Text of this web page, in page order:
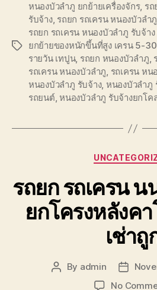
Tags
หนองบัวลำภู ยกย้ายเครื่องจักร, รถ
รับจ้าง, รถยก รถเครน หนองบัวล
รถยก รถเครน หนองบัวลำภู รับจ้า
ยกย้ายของหนักขึ้นที่สูง เครน 5-
รายวัน เทปูน, รถยก หนองบัวลำภู,
รถเครน หนองบัวลำภู, รถเครน หน
หนองบัวลำภู รับจ้าง, หนองบัวลำภู
รถยนต์,หนองบัวลำภู รับจ้างยกโค
รถยก รถเครน
ยกโครงหลังค
เช่าถู
Post
By admin
Post
date
No